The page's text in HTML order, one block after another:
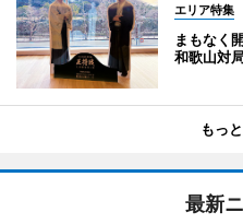
エリア特集
まもなく
和歌山対
もっ
最新